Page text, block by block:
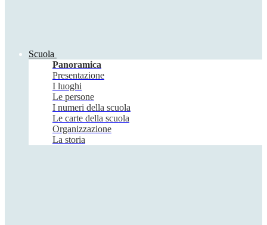
Scuola
Panoramica
Presentazione
I luoghi
Le persone
I numeri della scuola
Le carte della scuola
Organizzazione
La storia